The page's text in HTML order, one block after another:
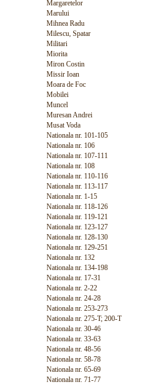
Margaretelor
Marului
Mihnea Radu
Milescu, Spatar
Militari
Miorita
Miron Costin
Missir Ioan
Moara de Foc
Mobilei
Muncel
Muresan Andrei
Musat Voda
Nationala nr. 101-105
Nationala nr. 106
Nationala nr. 107-111
Nationala nr. 108
Nationala nr. 110-116
Nationala nr. 113-117
Nationala nr. 1-15
Nationala nr. 118-126
Nationala nr. 119-121
Nationala nr. 123-127
Nationala nr. 128-130
Nationala nr. 129-251
Nationala nr. 132
Nationala nr. 134-198
Nationala nr. 17-31
Nationala nr. 2-22
Nationala nr. 24-28
Nationala nr. 253-273
Nationala nr. 275-T; 200-T
Nationala nr. 30-46
Nationala nr. 33-63
Nationala nr. 48-56
Nationala nr. 58-78
Nationala nr. 65-69
Nationala nr. 71-77